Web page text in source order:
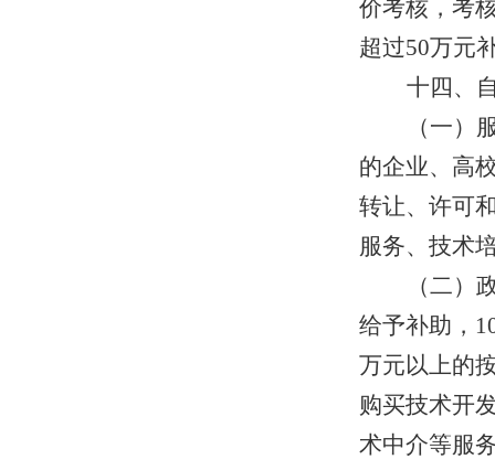
价考核，考
超过50万元
十四、
（一）
的企业、高
转让、许可
服务、技术
（二）
给予补助，
万元以上的
购买技术开
术中介等服